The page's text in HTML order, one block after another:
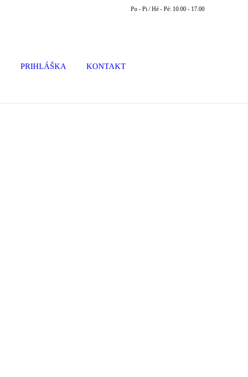
Po - Pi / Hé - Pé: 10.00 - 17.00
PRIHLÁŠKA KONTAKT